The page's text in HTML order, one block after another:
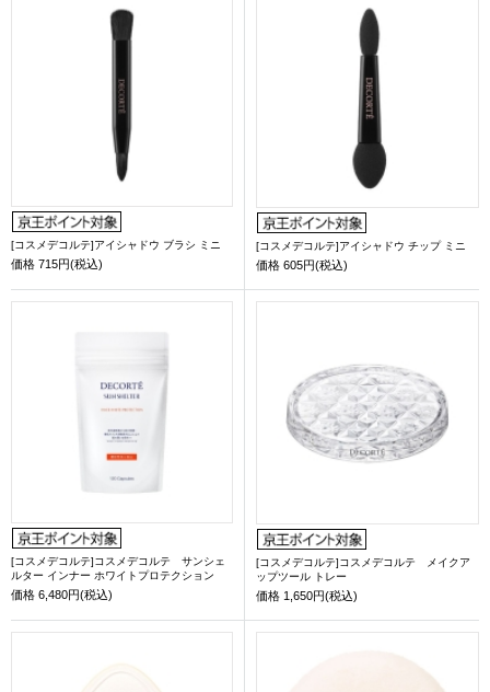
[コスメデコルテ]アイシャドウ ブラシ ミニ
価格 715円(税込)
[コスメデコルテ]アイシャドウ チップ ミニ
価格 605円(税込)
[コスメデコルテ]コスメデコルテ サンシェ
ルター インナー ホワイトプロテクション
価格 6,480円(税込)
[コスメデコルテ]コスメデコルテ メイクア
ップツール トレー
価格 1,650円(税込)